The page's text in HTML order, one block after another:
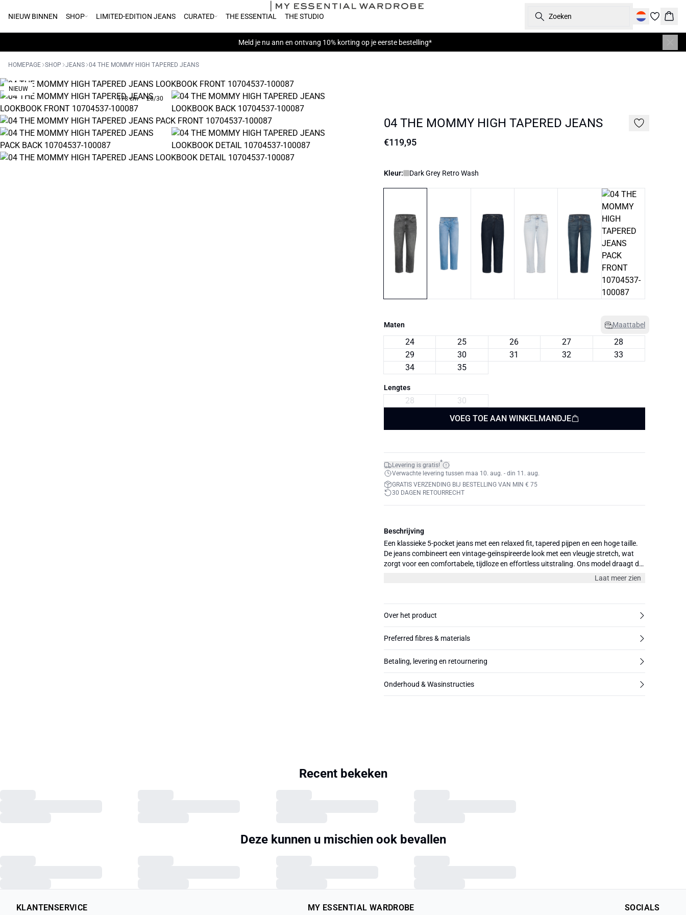
NIEUW BINNEN SHOP LIMITED-EDITION JEANS CURATED THE ESSENTIAL THE STUDIO Zoeken
Meld je nu ann en ontvang 10% korting op je eerste bestelling*
HOMEPAGE SHOP JEANS 04 THE MOMMY HIGH TAPERED JEANS
178 cm • 26/30
NIEUW
04 THE MOMMY HIGH TAPERED JEANS
€119,95
Kleur: Dark Grey Retro Wash
Maten Maattabel
24 25 26 27
28
29
30 31 32
33
34
35
Lengtes
28
30
VOEG TOE AAN WINKELMANDJE
Levering is gratis!*
Verwachte levering tussen maa 10. aug. - din 11. aug.
GRATIS VERZENDING BIJ BESTELLING VAN MIN € 75
30 DAGEN RETOURRECHT
Beschrijving
Een klassieke 5-pocket jeans met een relaxed fit, tapered pijpen en een hoge taille.
De jeans combineert een vintage-geïnspireerde look met een vleugje stretch, wat
zorgt voor een comfortabele, tijdloze en effortless uitstraling. Ons model draagt de
Laat meer zien
Over het product
Preferred fibres & materials
Betaling, levering en retournering
Onderhoud & Wasinstructies
Recent bekeken
Deze kunnen u mischien ook bevallen
KLANTENSERVICE MY ESSENTIAL WARDROBE SOCIALS